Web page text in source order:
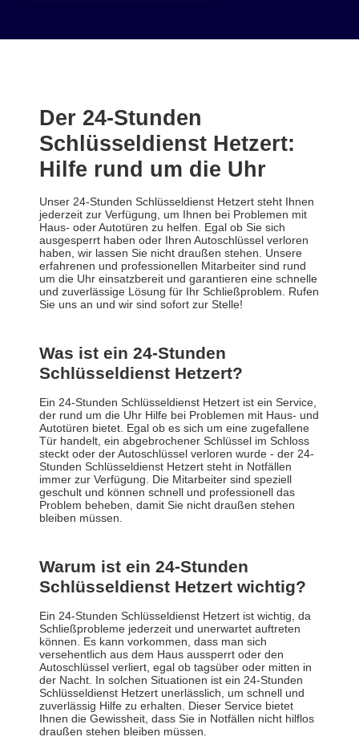
Der 24-Stunden
Schlüsseldienst Hetzert:
Hilfe rund um die Uhr
Unser 24-Stunden Schlüsseldienst Hetzert steht Ihnen
jederzeit zur Verfügung, um Ihnen bei Problemen mit
Haus- oder Autotüren zu helfen. Egal ob Sie sich
ausgesperrt haben oder Ihren Autoschlüssel verloren
haben, wir lassen Sie nicht draußen stehen. Unsere
erfahrenen und professionellen Mitarbeiter sind rund
um die Uhr einsatzbereit und garantieren eine schnelle
und zuverlässige Lösung für Ihr Schließproblem. Rufen
Sie uns an und wir sind sofort zur Stelle!
Was ist ein 24-Stunden
Schlüsseldienst Hetzert?
Ein 24-Stunden Schlüsseldienst Hetzert ist ein Service,
der rund um die Uhr Hilfe bei Problemen mit Haus- und
Autotüren bietet. Egal ob es sich um eine zugefallene
Tür handelt, ein abgebrochener Schlüssel im Schloss
steckt oder der Autoschlüssel verloren wurde - der 24-
Stunden Schlüsseldienst Hetzert steht in Notfällen
immer zur Verfügung. Die Mitarbeiter sind speziell
geschult und können schnell und professionell das
Problem beheben, damit Sie nicht draußen stehen
bleiben müssen.
Warum ist ein 24-Stunden
Schlüsseldienst Hetzert wichtig?
Ein 24-Stunden Schlüsseldienst Hetzert ist wichtig, da
Schließprobleme jederzeit und unerwartet auftreten
können. Es kann vorkommen, dass man sich
versehentlich aus dem Haus aussperrt oder den
Autoschlüssel verliert, egal ob tagsüber oder mitten in
der Nacht. In solchen Situationen ist ein 24-Stunden
Schlüsseldienst Hetzert unerlässlich, um schnell und
zuverlässig Hilfe zu erhalten. Dieser Service bietet
Ihnen die Gewissheit, dass Sie in Notfällen nicht hilflos
draußen stehen bleiben müssen.